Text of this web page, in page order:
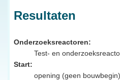
Resultaten
Onderzoeksreactoren:
Test- en
Start:
opening (geen